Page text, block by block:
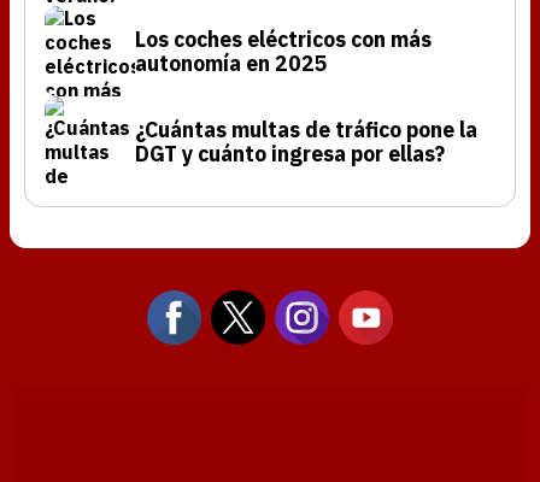
Los coches eléctricos con más
autonomía en 2025
¿Cuántas multas de tráfico pone la
DGT y cuánto ingresa por ellas?